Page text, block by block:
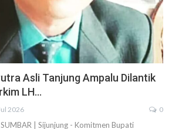
Asli Tanjung Ampalu Dilantik
LH…
2026 0
| Sijunjung - Komitmen Bupati